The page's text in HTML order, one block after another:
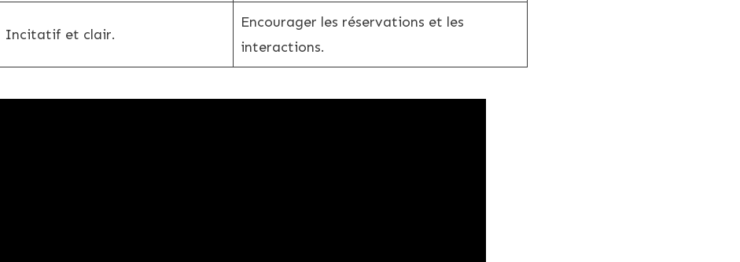
Incitatif et clair.
Encourager les réservations et les
interactions.